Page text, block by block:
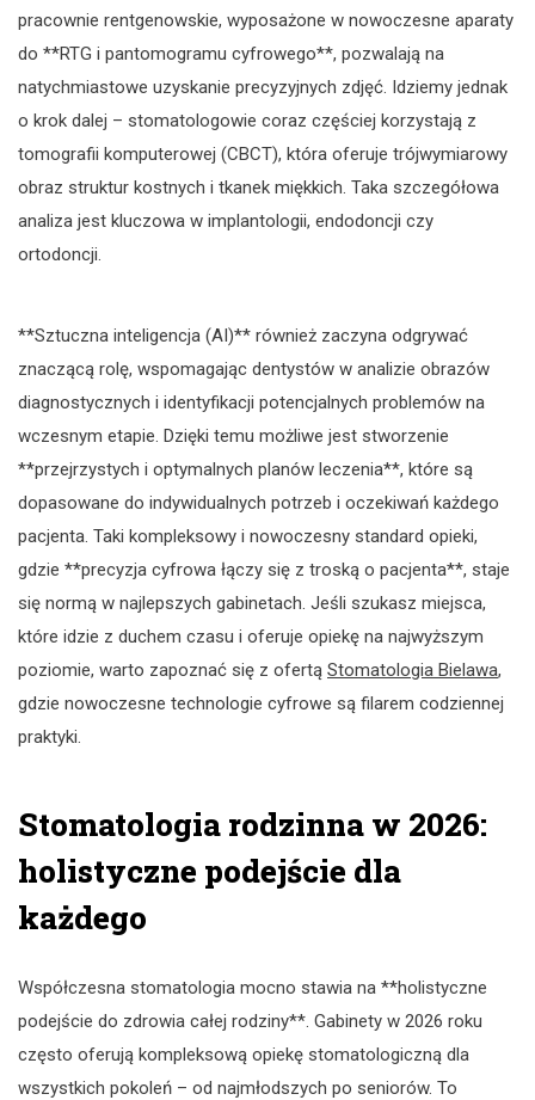
pracownie rentgenowskie, wyposażone w nowoczesne aparaty
do **RTG i pantomogramu cyfrowego**, pozwalają na
natychmiastowe uzyskanie precyzyjnych zdjęć. Idziemy jednak
o krok dalej – stomatologowie coraz częściej korzystają z
tomografii komputerowej (CBCT), która oferuje trójwymiarowy
obraz struktur kostnych i tkanek miękkich. Taka szczegółowa
analiza jest kluczowa w implantologii, endodoncji czy
ortodoncji.
**Sztuczna inteligencja (AI)** również zaczyna odgrywać
znaczącą rolę, wspomagając dentystów w analizie obrazów
diagnostycznych i identyfikacji potencjalnych problemów na
wczesnym etapie. Dzięki temu możliwe jest stworzenie
**przejrzystych i optymalnych planów leczenia**, które są
dopasowane do indywidualnych potrzeb i oczekiwań każdego
pacjenta. Taki kompleksowy i nowoczesny standard opieki,
gdzie **precyzja cyfrowa łączy się z troską o pacjenta**, staje
się normą w najlepszych gabinetach. Jeśli szukasz miejsca,
które idzie z duchem czasu i oferuje opiekę na najwyższym
poziomie, warto zapoznać się z ofertą Stomatologia Bielawa,
gdzie nowoczesne technologie cyfrowe są filarem codziennej
praktyki.
Stomatologia rodzinna w 2026:
holistyczne podejście dla
każdego
Współczesna stomatologia mocno stawia na **holistyczne
podejście do zdrowia całej rodziny**. Gabinety w 2026 roku
często oferują kompleksową opiekę stomatologiczną dla
wszystkich pokoleń – od najmłodszych po seniorów. To